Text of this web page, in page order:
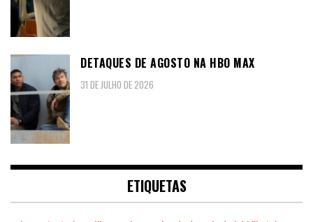
DETAQUES DE AGOSTO NA HBO MAX
31 DE JULHO DE 2026
ETIQUETAS